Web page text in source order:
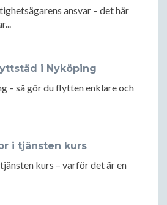
ansvar – det här
i Nyköping
– så gör du flytten enklare och
i tjänsten kurs
kurs – varför det är en